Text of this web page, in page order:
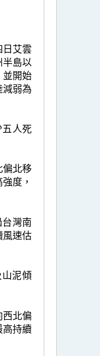
日艾雲
半島以
並開始
弱為
五人死
偏北移
度，
灣南
風速估
泥傾
西北偏
高持續